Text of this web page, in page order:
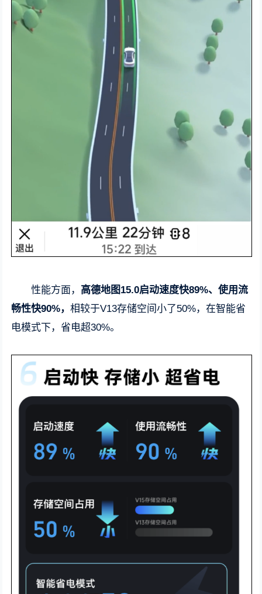
性能方面， 高德地图15.0启动速度快89%、使用流
畅性快90%，相较于V13存储空间小了50%，在智能省
电模式下，省电超30%。